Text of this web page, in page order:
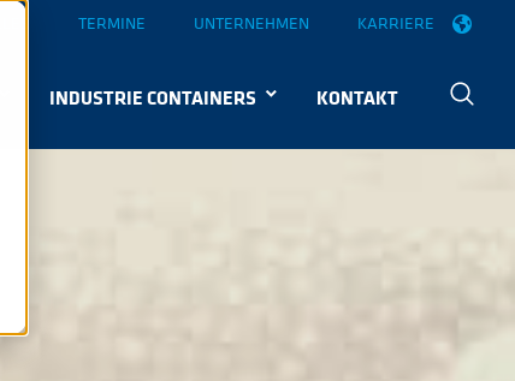
TERMINE UNTERNEHMEN KARRIERE
INDUSTRIE CONTAINERS KONTAKT